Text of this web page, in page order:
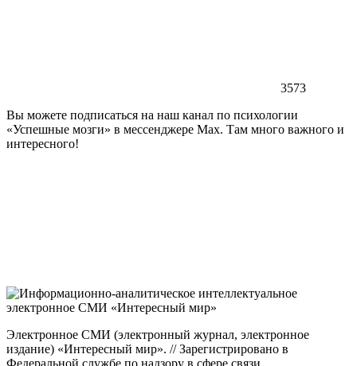
3573
Вы можете подписаться на наш канал по психологии
«Успешные мозги» в мессенджере Max. Там много важного и
интересного!
Электронное СМИ (электронный журнал, электронное
издание) «Интересный мир». // Зарегистрировано в
Федеральной службе по надзору в сфере связи,